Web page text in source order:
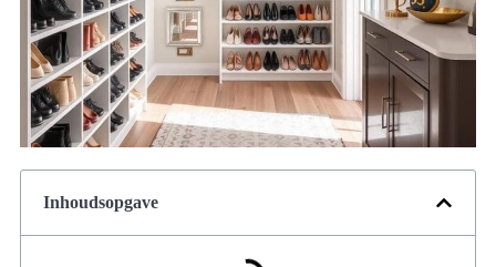
Inhoudsopgave